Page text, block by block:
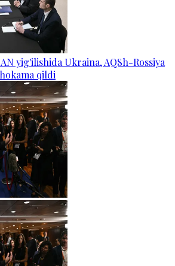
yig'ilishida Ukraina, AQSh-Rossiya
qildi